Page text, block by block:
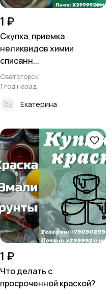
1 ₽
Скупка, приемка
неликвидов химии
списанн...
Светогорск
1 год назад
Екатерина
1 ₽
Что делать с
просроченной краской?